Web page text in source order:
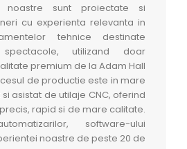
noastre sunt proiectate si
cu experienta relevanta in
tehnice destinate
utilizand doar
premium de la Adam Hall
de productie este in mare
asistat de utilaje CNC, oferind
rapid si de mare calitate.
software-ului
noastre de peste 20 de